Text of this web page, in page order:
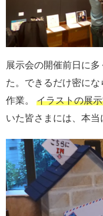
展示会の開催前日に
た。できるだけ密に
作業。 イラストの展
いた皆さまには、本当